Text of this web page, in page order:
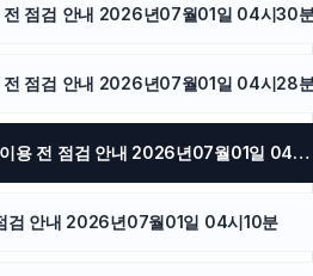
대구이혼전문변호사
전 점검 안내 2026년07월01일 04시30
전 점검 안내 2026년07월01일 04시28
대구이혼전문변호사 이용 전 점검 안내 2026년07월01일 04시15분
검 안내 2026년07월01일 04시10분